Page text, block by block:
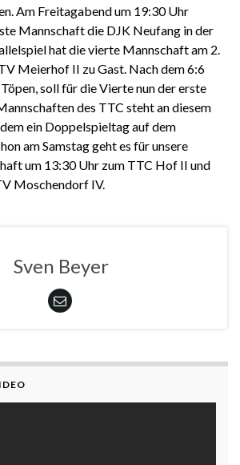
Am Freitagabend um 19:30 Uhr
Mannschaft die DJK Neufang in der
hat die vierte Mannschaft am 2.
Meierhof II zu Gast. Nach dem 6:6
soll für die Vierte nun der erste
des TTC steht an diesem
ein Doppelspieltag auf dem
am Samstag geht es für unsere
um 13:30 Uhr zum TTC Hof II und
Moschendorf IV.
Sven Beyer